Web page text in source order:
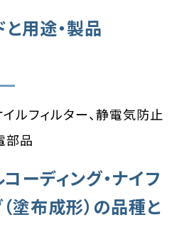
用途・製品
イルフィルター、静電気防止
部品
ーディング・ナイフ
塗布成形）の品種と